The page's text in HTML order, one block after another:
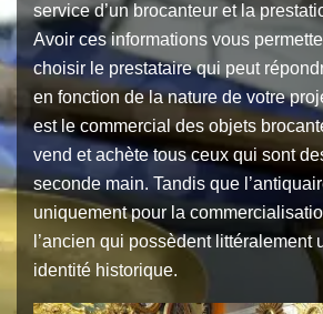
service d’un brocanteur et la
Avoir ces informations vous
choisir le prestataire qui peut
en fonction de la nature de votre
est le commercial des objets
vend et achète tous ceux qui sont
seconde main. Tandis que
uniquement pour la
l’ancien qui possèdent littéralement
identité historique.